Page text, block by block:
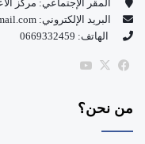
المقر الإجتماعي: مركز
البريد الإلكتروني: contact.aajil@gmail.com
الهاتف: 0669332459
فيسبوك
‫X
من نحن؟